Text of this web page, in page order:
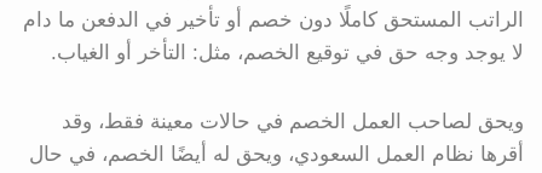
الراتب المستحق كاملًا دون خصم أو تأخير في الدفعن ما دام
لا يوجد وجه حق في توقيع الخصم، مثل: التأخر أو الغياب.
ويحق لصاحب العمل الخصم في حالات معينة فقط، وقد
أقرها نظام العمل السعودي، ويحق له أيضًا الخصم، في حال